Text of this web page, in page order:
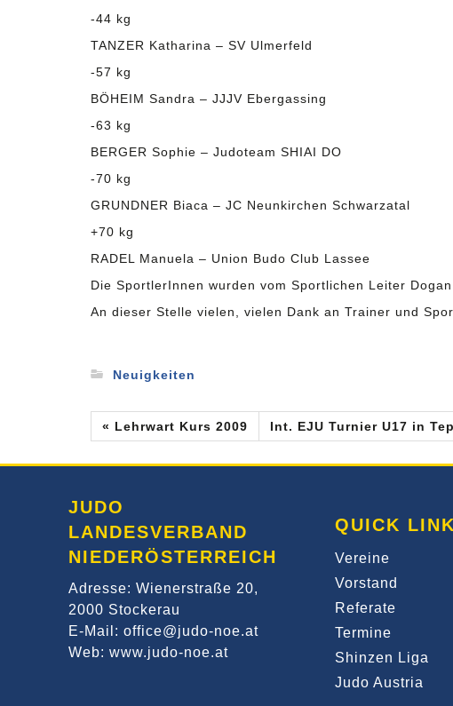
-44 kg
TANZER Katharina – SV Ulmerfeld
-57 kg
BÖHEIM Sandra – JJJV Ebergassing
-63 kg
BERGER Sophie – Judoteam SHIAI DO
-70 kg
GRUNDNER Biaca – JC Neunkirchen Schwarzatal
+70 kg
RADEL Manuela – Union Budo Club Lassee
Die SportlerInnen wurden vom Sportlichen Leiter
An dieser Stelle vielen, vielen Dank an Trainer und
Neuigkeiten
« Lehrwart Kurs 2009 Int. EJU Turnier U17 in
JUDO
LANDESVERBAND
NIEDERÖSTERREICH
Adresse: Wienerstraße 20,
2000 Stockerau
E-Mail: office@judo-noe.at
Web: www.judo-noe.at
QUICK
Vereine
Vorstand
Referate
Termine
Shinzen Liga
Judo Austria